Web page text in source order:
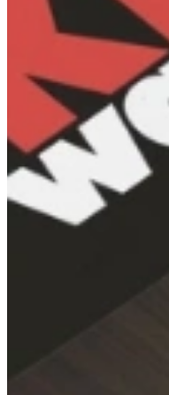
Duitse kwaliteit voor
Direct Uit Voorraad
Met duurzaam FSC
Kom langs en bekijk
Een afspraak is altijd
mee naar huis! Rondleiding
wensen. Met uitgebreid